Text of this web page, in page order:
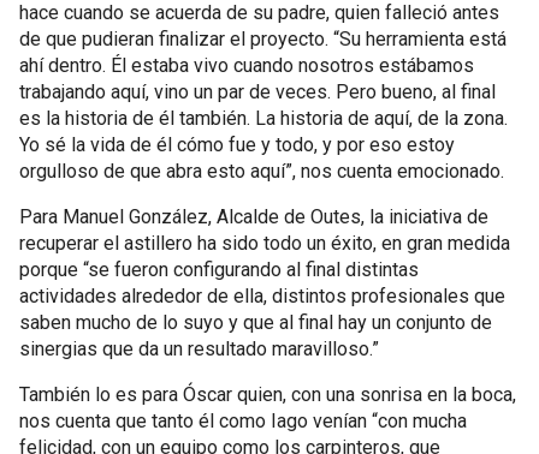
hace cuando se acuerda de su padre, quien falleció antes
de que pudieran finalizar el proyecto. “Su herramienta está
ahí dentro. Él estaba vivo cuando nosotros estábamos
trabajando aquí, vino un par de veces. Pero bueno, al final
es la historia de él también. La historia de aquí, de la zona.
Yo sé la vida de él cómo fue y todo, y por eso estoy
orgulloso de que abra esto aquí”, nos cuenta emocionado.
Para Manuel González, Alcalde de Outes, la iniciativa de
recuperar el astillero ha sido todo un éxito, en gran medida
porque “se fueron configurando al final distintas
actividades alrededor de ella, distintos profesionales que
saben mucho de lo suyo y que al final hay un conjunto de
sinergias que da un resultado maravilloso.”
También lo es para Óscar quien, con una sonrisa en la boca,
nos cuenta que tanto él como Iago venían “con mucha
felicidad, con un equipo como los carpinteros, que